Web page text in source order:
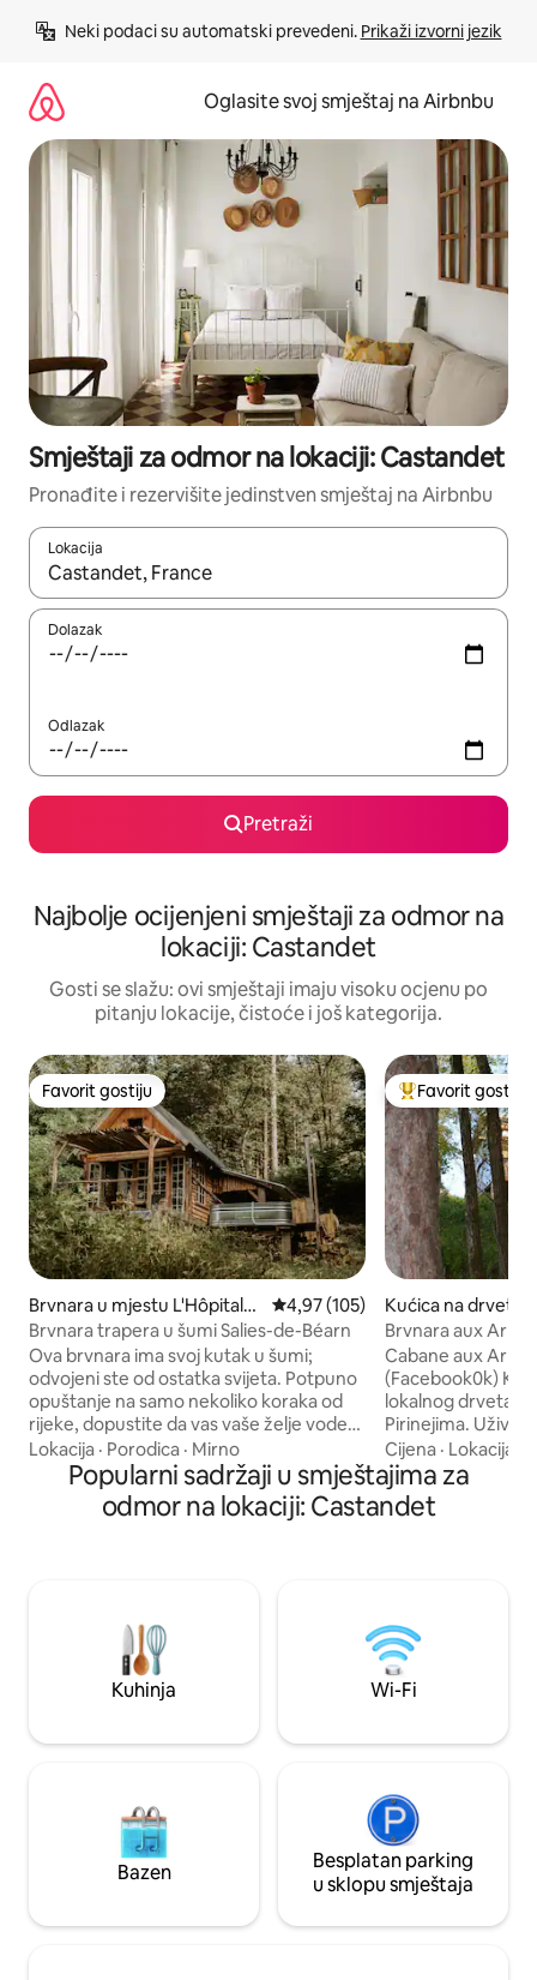
Neki podaci su automatski prevedeni. Prikaži izvorni jezik
Oglasite svoj smještaj na Airbnbu
Smještaji za odmor na lokaciji: Castandet
Pronađite i rezervišite jedinstven smještaj na Airbnbu
Lokacija
Kad rezultati budu dostupni, krećite se gore i dolje pomoću
Dolazak
Odlazak
Pretraži
Najbolje ocijenjeni smještaji za odmor na
lokaciji: Castandet
Gosti se slažu: ovi smještaji imaju visoku ocjenu po
pitanju lokacije, čistoće i još kategorija.
Favorit gostiju
Favorit gostiju
Brvnara u mjestu L'Hôpital-
d'Orion
Prosječna ocjena: 4,97 od 5,
4,97 (105)
Brvnara trapera u šumi Salies-de-Béarn
Ova brvnara ima svoj kutak u šumi;
odvojeni ste od ostatka svijeta. Potpuno
opuštanje na samo nekoliko koraka od
rijeke, dopustite da vas vaše želje vode
tokom vašeg boravka. Brvnara se sastoji
od spavaće sobe na spratu s krevetom, a
u prizemlju je soba koja se otvara na
terasu koja vam pruža direktan pristup
večernjim satima (naručite 48 sati
Lokacija · Porodica · Mirno
Glavni favorit
Favorit gostiju
Kućica na drvetu
Morlanne
Brvnara aux
Treehouse
Cabane aux
(Facebook0k)
lokalnog drveta,
Pirinejima.
unutrašnjem tuš
šumu ili
Suspendovani
160*200, posteljina, okrenuta prema
frižider, peć na pelete Korpe za doručak i
dodatne
Cijena · Lokacija
Popularni sadržaji u smještajima za
odmor na lokaciji: Castandet
Kuhinja Wi-Fi
Bazen
Besplatan parking
u sklopu smještaja